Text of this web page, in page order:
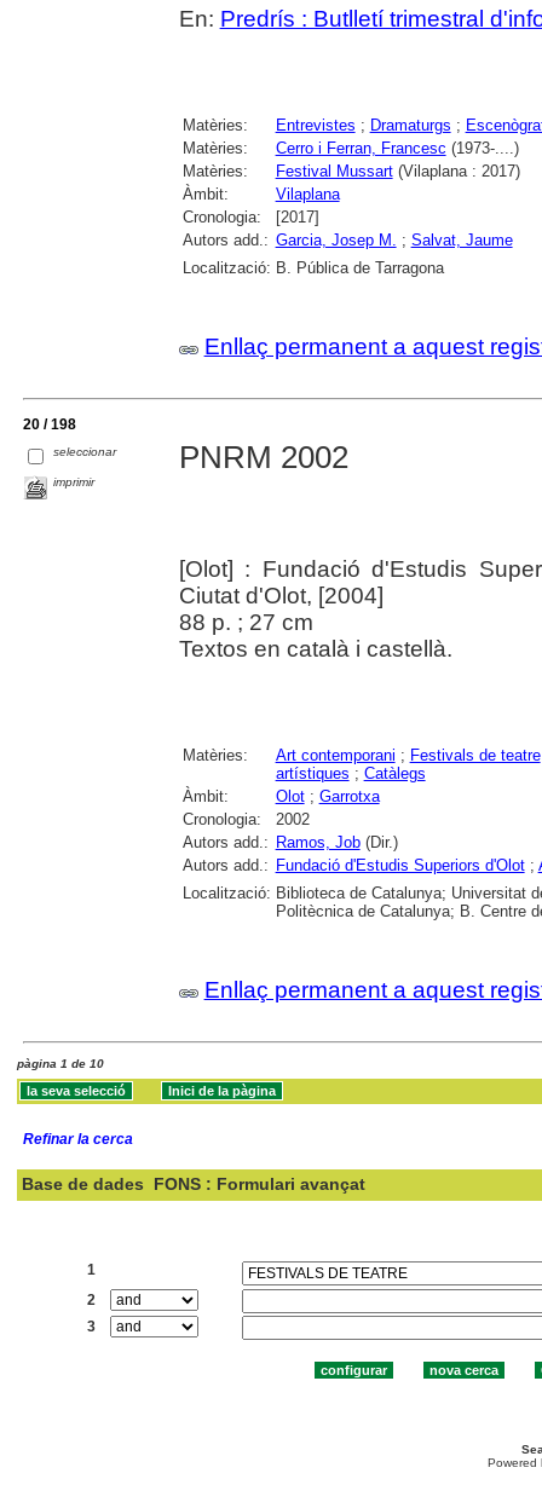
En: Predrís : Butlletí trimestral
Matèries: Entrevistes ; Dramaturgs ;
Matèries:
Cerro i Ferran, Francesc (1973-....)
Matèries:
Festival Mussart(Vilaplana : 2017)
Àmbit:
Vilaplana
Cronologia:
[2017]
Autors add.: Garcia, Josep M. ; Salvat, Jaume
Localització: B. Pública de Tarragona
Enllaç permanent a aquest
20 / 198
seleccionar
imprimir
PNRM 2002
[Olot] : Fundació d'Estudis
Ciutat d'Olot, [2004]
88 p. ; 27 cm
Textos en català i castellà.
Matèries: Art contemporani ; Festivals de teatre
artístiques ; Catàlegs
Àmbit:
Olot; Garrotxa
Cronologia:
2002
Autors add.: Ramos, Job(Dir.)
Autors add.: Fundació d'Estudis Superiors d'Olot;
Localització: Biblioteca de Catalunya; Universitat
Politècnica de Catalunya; B. Centre
Enllaç permanent a aquest
pàgina 1 de 10
Refinar la cerca
Base de dades FONS : Formulari avançat
1
2
3